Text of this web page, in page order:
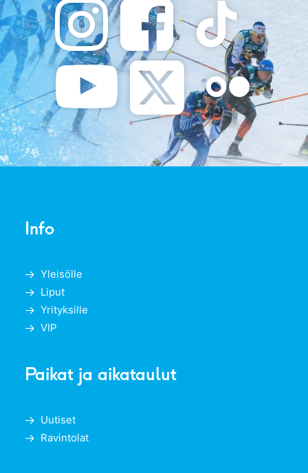
Info
Yleisölle
Liput
Yrityksille
VIP
Paikat ja aikataulut
Uutiset
Ravintolat